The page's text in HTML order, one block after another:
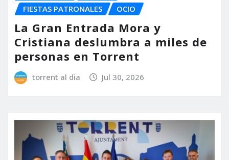
FIESTAS PATRONALES
OCIO
La Gran Entrada Mora y
Cristiana deslumbra a miles de
personas en Torrent
torrent al dia Jul 30, 2026